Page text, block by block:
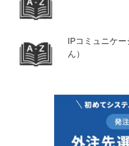
IPコミュニケ
ん）